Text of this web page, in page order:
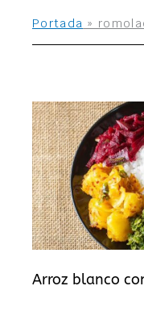
Portada »
Arroz blanco